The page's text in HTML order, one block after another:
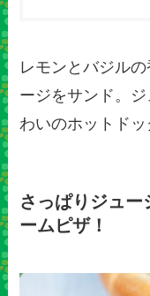
レモンとバジル
ージをサンド。
わいのホットドッ
さっぱりジュー
ームピザ！